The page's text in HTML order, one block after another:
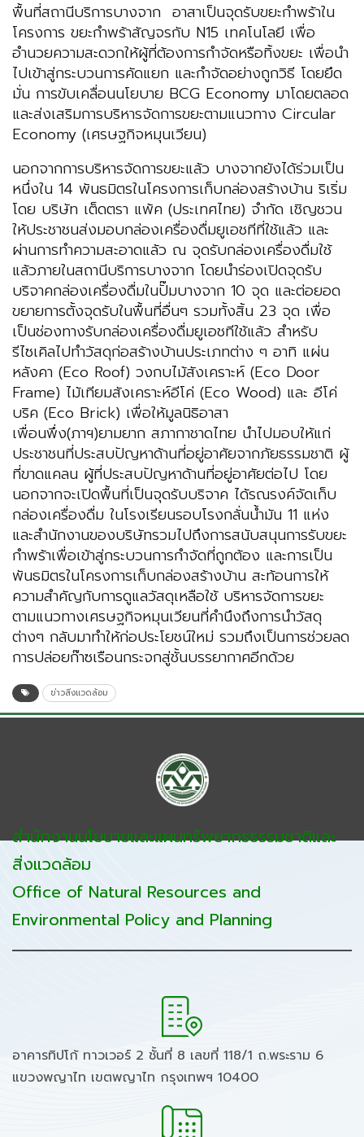
พื้นที่สถานีบริการบางจาก อาสาเป็นจุดรับขยะกำพร้าใน
โครงการ ขยะกำพร้าสัญจรกับ N15 เทคโนโลยี เพื่อ
อำนวยความสะดวกให้ผู้ที่ต้องการกำจัดหรือทิ้งขยะ เพื่อนำ
ไปเข้าสู่กระบวนการคัดแยก และกำจัดอย่างถูกวิธี โดยยึด
มั่น การขับเคลื่อนนโยบาย BCG Economy มาโดยตลอด
และส่งเสริมการบริหารจัดการขยะตามแนวทาง Circular
Economy (เศรษฐกิจหมุนเวียน)
นอกจากการบริหารจัดการขยะแล้ว บางจากยังได้ร่วมเป็น
หนึ่งใน 14 พันธมิตรในโครงการเก็บกล่องสร้างบ้าน ริเริ่ม
โดย บริษัท เต็ดตรา แพ้ค (ประเทศไทย) จำกัด เชิญชวน
ให้ประชาชนส่งมอบกล่องเครื่องดื่มยูเอชทีที่ใช้แล้ว และ
ผ่านการทำความสะอาดแล้ว ณ จุดรับกล่องเครื่องดื่มใช้
แล้วภายในสถานีบริการบางจาก โดยนำร่องเปิดจุดรับ
บริจาคกล่องเครื่องดื่มในปั๊มบางจาก 10 จุด และต่อยอด
ขยายการตั้งจุดรับในพื้นที่อื่นๆ รวมทั้งสิ้น 23 จุด เพื่อ
เป็นช่องทางรับกล่องเครื่องดื่มยูเอชทีใช้แล้ว สำหรับ
รีไซเคิลไปทำวัสดุก่อสร้างบ้านประเภทต่าง ๆ อาทิ แผ่น
หลังคา (Eco Roof) วงกบไม้สังเคราะห์ (Eco Door
Frame) ไม้เทียมสังเคราะห์อีโค่ (Eco Wood) และ อีโค่
บริค (Eco Brick) เพื่อให้มูลนิธิอาสา
เพื่อนพึ่ง(ภาฯ)ยามยาก สภากาชาดไทย นำไปมอบให้แก่
ประชาชนที่ประสบปัญหาด้านที่อยู่อาศัยจากภัยธรรมชาติ ผู้
ที่ขาดแคลน ผู้ที่ประสบปัญหาด้านที่อยู่อาศัยต่อไป โดย
นอกจากจะเปิดพื้นที่เป็นจุดรับบริจาค ได้รณรงค์จัดเก็บ
กล่องเครื่องดื่ม ในโรงเรียนรอบโรงกลั่นน้ำมัน 11 แห่ง
และสำนักงานของบริษัทรวมไปถึงการสนับสนุนการรับขยะ
กำพร้าเพื่อเข้าสู่กระบวนการกำจัดที่ถูกต้อง และการเป็น
พันธมิตรในโครงการเก็บกล่องสร้างบ้าน สะท้อนการให้
ความสำคัญกับการดูแลวัสดุเหลือใช้ บริหารจัดการขยะ
ตามแนวทางเศรษฐกิจหมุนเวียนที่คำนึงถึงการนำวัสดุ
ต่างๆ กลับมาทำให้ก่อประโยชน์ใหม่ รวมถึงเป็นการช่วยลด
การปล่อยก๊าซเรือนกระจกสู่ชั้นบรรยากาศอีกด้วย
ข่าวสิ่งแวดล้อม
สำนักงานนโยบายและแผนทรัพยากรธรรมชาติและ
สิ่งแวดล้อม
Office of Natural Resources and
Environmental Policy and Planning
อาคารทิปโก้ ทาวเวอร์ 2 ชั้นที่ 8 เลขที่ 118/1 ถ.พระราม 6
แขวงพญาไท เขตพญาไท กรุงเทพฯ 10400